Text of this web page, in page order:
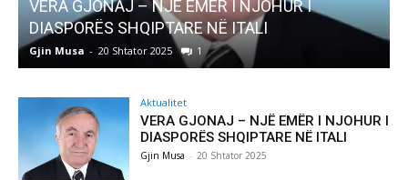
AKTUALITET
Pregaditi Gjin Musa-Rome- Shtator 2025
Gjin Musa - 8 Shtator 2025 0
Aktualitet
VERA GJONAJ – NJË EMËR I NJOHUR I
DIASPORËS SHQIPTARE NË ITALI
Gjin Musa - 20 Shtator 2025